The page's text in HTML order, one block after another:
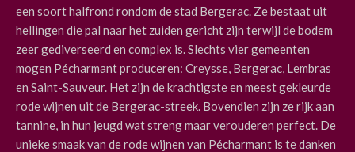
een soort halfrond rondom de stad Bergerac. Ze bestaat uit
hellingen die pal naar het zuiden gericht zijn terwijl de bodem
zeer gediverseerd en complex is. Slechts vier gemeenten
mogen Pécharmant produceren: Creysse, Bergerac, Lembras
en Saint-Sauveur. Het zijn de krachtigste en meest gekleurde
rode wijnen uit de Bergerac-streek. Bovendien zijn ze rijk aan
tannine, in hun jeugd wat streng maar verouderen perfect. De
unieke smaak van de rode wijnen van Pécharmant is te danken